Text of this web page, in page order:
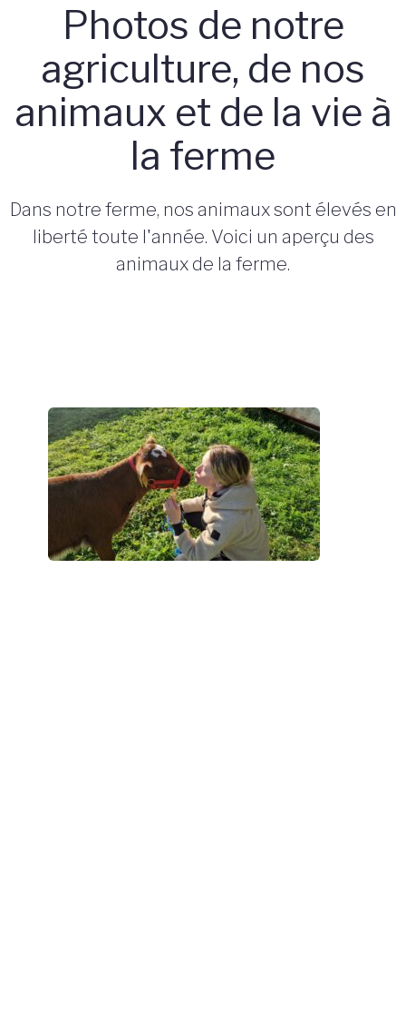
Photos de notre
agriculture, de nos
animaux et de la vie à
la ferme
Dans notre ferme, nos animaux sont élevés en
liberté toute l'année. Voici un aperçu des
animaux de la ferme.